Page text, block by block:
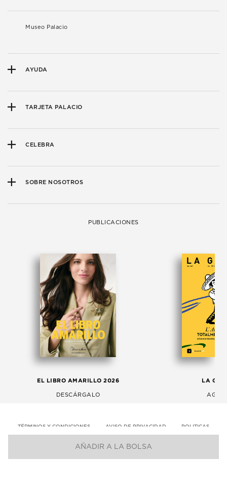
AÑADIR A LA BOLSA
Museo Palacio
AYUDA
TARJETA PALACIO
CELEBRA
SOBRE NOSOTROS
PUBLICACIONES
EL LIBRO AMARILLO 2026
DESCÁRGALO
LA
TÉRMINOS Y CONDICIONES AVISO DE PRIVACIDAD POLITICAS